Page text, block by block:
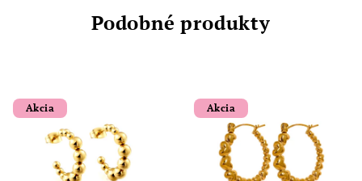
Podobné produkty
Akcia Akcia